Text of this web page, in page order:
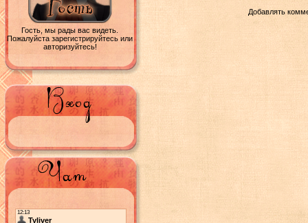
Гость, мы рады вас видеть.
Пожалуйста зарегистрируйтесь или
авторизуйтесь!
Добавлять